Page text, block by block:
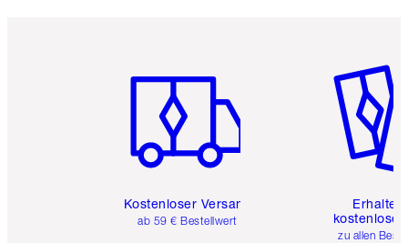
Kostenloser Versand
ab 59 € Bestellwert
Erhalte
kostenlose
zu allen